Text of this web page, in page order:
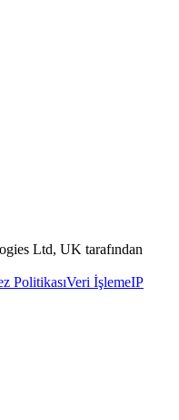
Ltd, UK tarafından
PolitikasıVeri İşlemeIP